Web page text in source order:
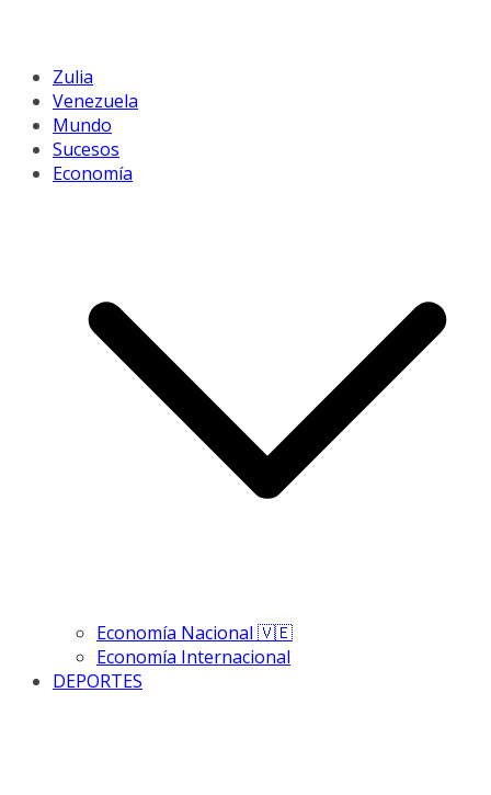
Zulia
Venezuela
Mundo
Sucesos
Economía
Economía Nacional 🇻🇪
Economía Internacional
DEPORTES